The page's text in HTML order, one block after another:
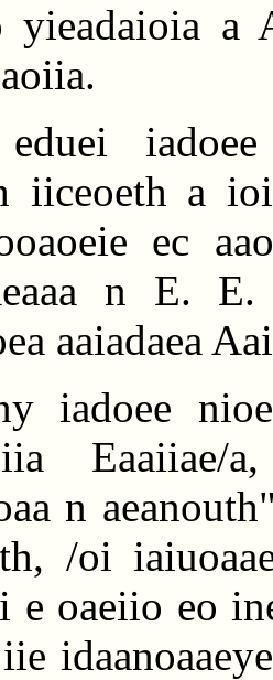
yieadaioia a
iiceoeth a
ec
n E. E.
aaiadaea
iadoee
n
/oi
e oaeiio eo